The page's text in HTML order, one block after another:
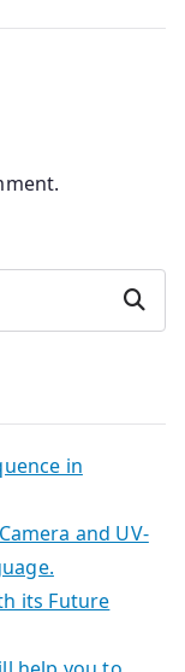
Search
in
and UV-
its Future